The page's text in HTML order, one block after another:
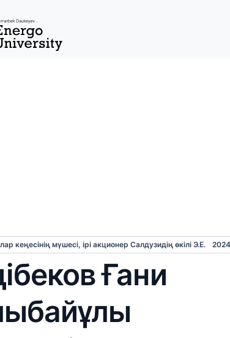
кеңесінің мүшесі, ірі акционер Салдузидің өкілі Э.Е. 2024
Ғани